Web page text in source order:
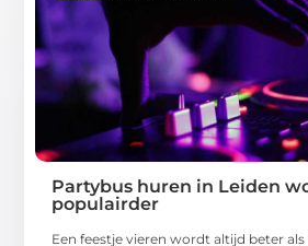
Partybus huren in Leiden
populairder
Een feestje vieren wordt altijd beter